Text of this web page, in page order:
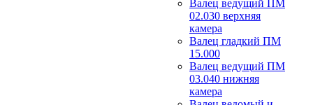
Валец ведущий ПМ
02.030 верхняя
камера
Валец гладкий ПМ
15.000
Валец ведущий ПМ
03.040 нижняя
камера